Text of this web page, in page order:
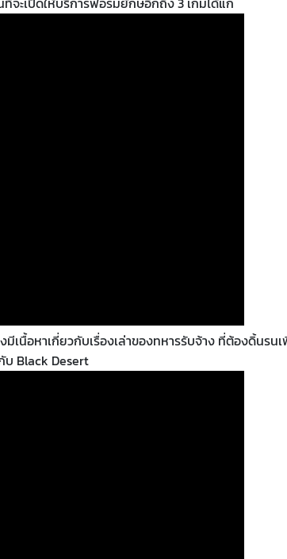
เนื้อหาเกี่ยวกับเรื่องเล่าของทหารรับจ้าง ที่ต้องดิ้นรน
บ Black Desert